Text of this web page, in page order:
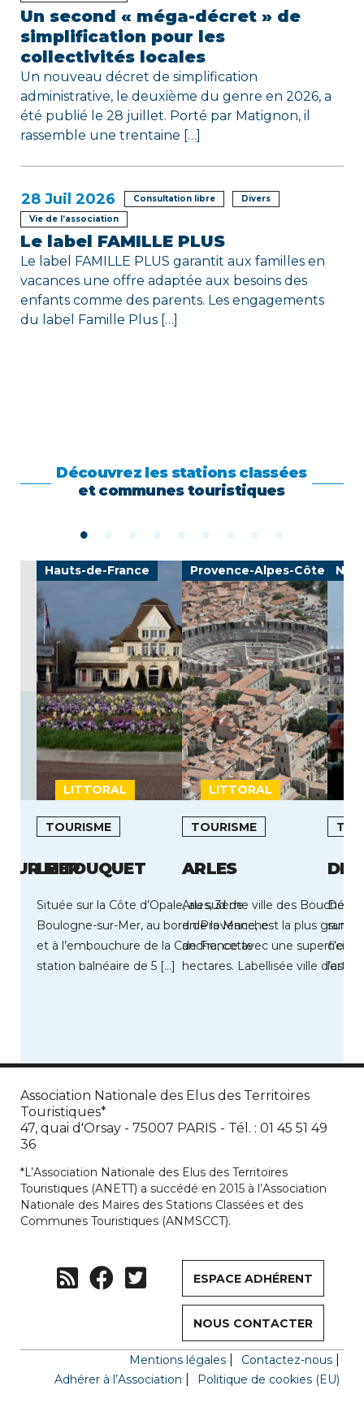
Un second « méga-décret » de
simplification pour les
collectivités locales
Un nouveau décret de simplification
administrative, le deuxième du genre en 2026, a
été publié le 28 juillet. Porté par Matignon, il
rassemble une trentaine […]
28 Juil 2026 Consultation libre
Divers
Vie de l’association
Le label FAMILLE PLUS
Le label FAMILLE PLUS garantit aux familles en
vacances une offre adaptée aux besoins des
enfants comme des parents. Les engagements
du label Famille Plus […]
Découvrez les stations classées
et communes touristiques
LITTORAL
MER
Hauts-de-France
LITTORAL
TOURISME
LE TOUQUET
Située sur la Côte d’Opale, au sud de
Boulogne-sur-Mer, au bord de la Manche
et à l’embouchure de la Canche, cette
station balnéaire de 5 […]
Provence-Alpes-Côte
TOURISME
ARLES
Arles, 3ème ville des Bouches
en Provence, est la plus
de France avec une superficie
hectares. Labellisée ville d’art
sur
c’est
les
Association Nationale des Elus des Territoires
Touristiques*
47, quai d'Orsay - 75007 PARIS - Tél. : 01 45 51 49
36
*L’Association Nationale des Elus des Territoires
Touristiques (ANETT) a succédé en 2015 à l’Association
Nationale des Maires des Stations Classées et des
Communes Touristiques (ANMSCCT).
ESPACE ADHÉRENT
NOUS CONTACTER
Mentions légales
Contactez-nous
Adhérer à l’Association
Politique de cookies (EU)